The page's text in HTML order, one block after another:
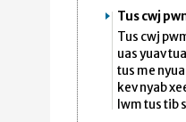
Tus cwj
Tus cwj
uas yuav
tus me
kev nyab
lwm tus tib